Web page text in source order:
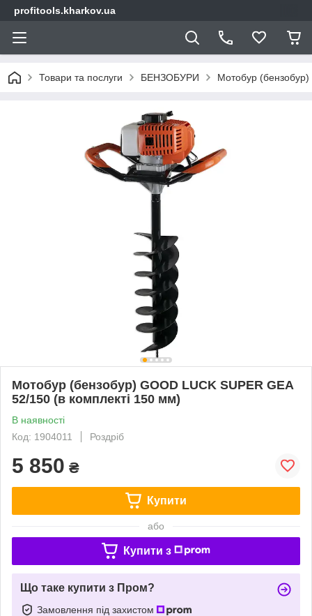
profitools.kharkov.ua
Товари та послуги БЕНЗОБУРИ Мотобур (бензобур)
Мотобур (бензобур) GOOD LUCK SUPER GEA
52/150 (в комплекті 150 мм)
В наявності
Код: 1904011
Роздріб
5 850 ₴
Купити
або
Купити з
Що таке купити з Пром?
Замовлення під захистом